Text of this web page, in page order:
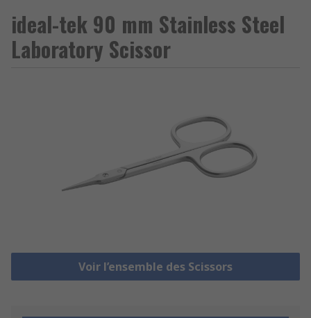
ideal-tek 90 mm Stainless Steel
Laboratory Scissor
Voir l’ensemble des Scissors